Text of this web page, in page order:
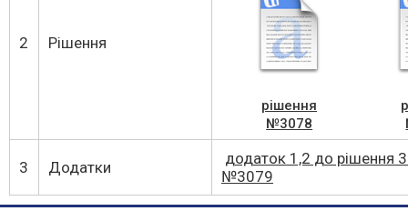
2 Рішення
рішення
№3078
3 Додатки
додаток 1,2 до рішення
№3079